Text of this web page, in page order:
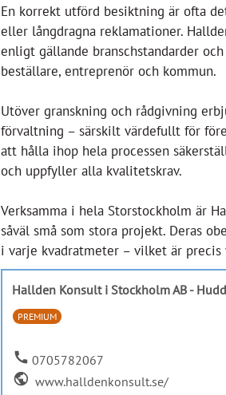
En korrekt utförd besiktning är ofta
eller långdragna reklamationer.
enligt gällande branschstandarder
beställare, entreprenör och kommun.
Utöver granskning och rådgivning
förvaltning – särskilt värdefullt för
att hålla ihop hela processen
och uppfyller alla kvalitetskrav.
Verksamma i hela Storstockholm är
såväl små som stora projekt. Deras
i varje kvadratmeter – vilket är precis
Hallden Konsult i Stockholm AB -
PREMIUM
call 0705782067
public www.halldenkonsult.se/